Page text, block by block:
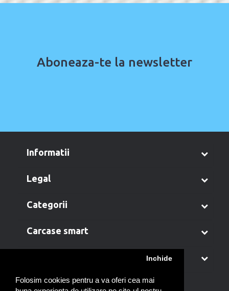
Folosim cookies pentru a va oferi cea mai
Inchide
Aboneaza-te la newsletter
informatii
legal
categorii
carcase smart